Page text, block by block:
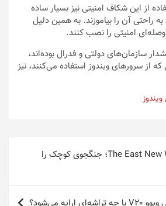
از این شکاف امنیتی نیز بسیار ساده
راحتی آن را بیاموزند. به همین دلیل
امنیتی را نصب کنند.
سازمان‌های دولتی و فدرال بوده‌اند،
سرورهای ویندوز استفاده می‌کنند، نیز
,ویندوز
معرفی اپ – The East New World؛ جنگجوی کوچک را